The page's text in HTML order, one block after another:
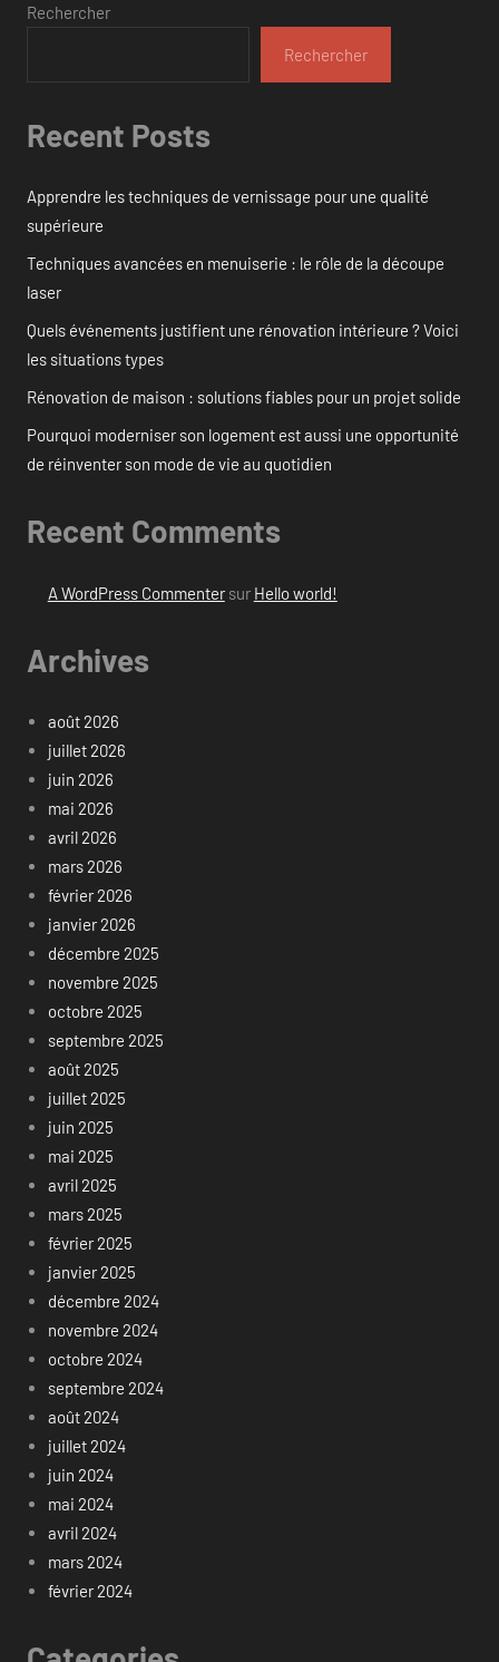
Rechercher
Rechercher
Recent Posts
Apprendre les techniques de vernissage pour une qualité
supérieure
Techniques avancées en menuiserie : le rôle de la découpe
laser
Quels événements justifient une rénovation intérieure ? Voici
les situations types
Rénovation de maison : solutions fiables pour un projet solide
Pourquoi moderniser son logement est aussi une opportunité
de réinventer son mode de vie au quotidien
Recent Comments
A WordPress Commentersur Hello world!
Archives
août 2026
juillet 2026
juin 2026
mai 2026
avril 2026
mars 2026
février 2026
janvier 2026
décembre 2025
novembre 2025
octobre 2025
septembre 2025
août 2025
juillet 2025
juin 2025
mai 2025
avril 2025
mars 2025
février 2025
janvier 2025
décembre 2024
novembre 2024
octobre 2024
septembre 2024
août 2024
juillet 2024
juin 2024
mai 2024
avril 2024
mars 2024
février 2024